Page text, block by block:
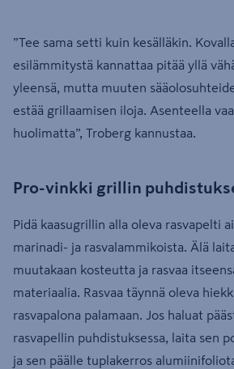
”Tee sama setti kuin kesälläkin.
esilämmitystä kannattaa pitää yllä
yleensä, mutta muuten
estää grillaamisen iloja. Asenteella
huolimatta”, Troberg kannustaa.
Pro-vinkki grillin
Pidä kaasugrillin alla oleva rasvapelti
marinadi- ja rasvalammikoista. Älä
muutakaan kosteutta ja rasvaa
materiaalia. Rasvaa täynnä oleva
rasvapalona palamaan. Jos haluat
rasvapellin puhdistuksessa, laita sen
ja sen päälle tuplakerros